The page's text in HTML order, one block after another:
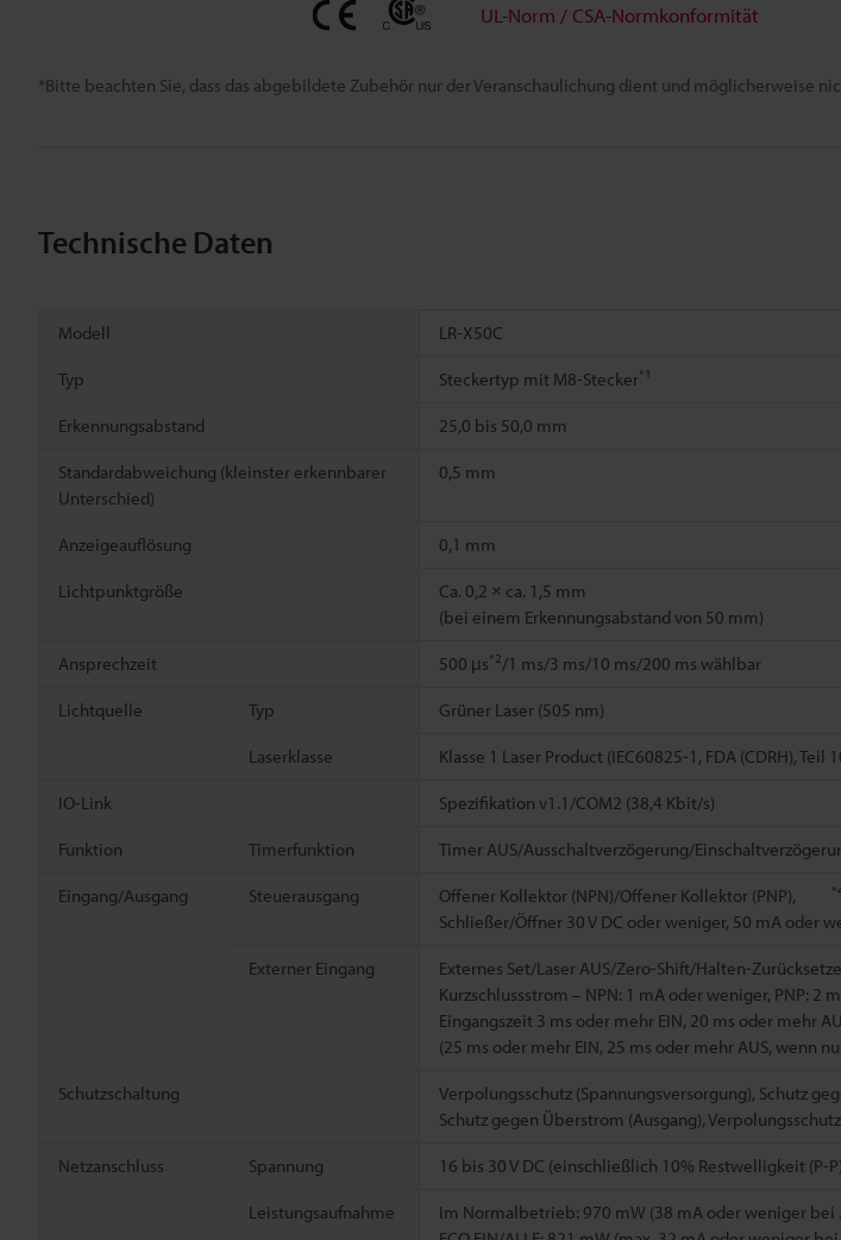
*Bitte beachten Sie, dass das abgebildete Zubehör nur der Veranschaulichung dient und möglicherweise
UL-Norm / CSA-Normkonformität
Technische Daten
Modell LR-X50C
Typ Steckertyp mit M8-Stecker*1
Erkennungsabstand 25,0 bis 50,0 mm
Standardabweichung (kleinster erkennbarer
Unterschied)
0,5 mm
Anzeigeauflösung 0,1 mm
Lichtpunktgröße
Ca. 0,2 × ca. 1,5 mm
(bei einem Erkennungsabstand von 50 mm)
Ansprechzeit 500 μs*2/1 ms/3 ms/10 ms/200 ms wählbar
Lichtquelle Typ Grüner Laser (505 nm)
Laserklasse Klasse 1 Laser Product (IEC60825-1, FDA (CDRH), Teil
IO-Link Spezifikation v1.1/COM2 (38,4 Kbit/s)
Funktion Timerfunktion Timer AUS/Ausschaltverzögerung/
Eingang/Ausgang Steuerausgang Offener Kollektor (NPN)/Offener Kollektor (PNP),
Schließer/Öffner 30 V DC oder weniger, 50 mA oder
Externer Eingang Externes Set/Laser AUS/Zero-Shift/Halten-
Kurzschlussstrom – NPN: 1 mA oder weniger, PNP: 2
Eingangszeit 3 ms oder mehr EIN, 20 ms oder mehr
(25 ms oder mehr EIN, 25 ms oder mehr AUS, wenn
Schutzschaltung
Verpolungsschutz (Spannungsversorgung), Schutz
Schutz gegen Überstrom (Ausgang),
Netzanschluss Spannung 16 bis 30 V DC (einschließlich 10% Restwelligkeit (P-
Leistungsaufnahme
Im Normalbetrieb: 970 mW (38 mA oder weniger bei